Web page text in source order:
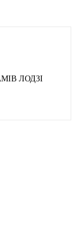
ЛОДЗІ